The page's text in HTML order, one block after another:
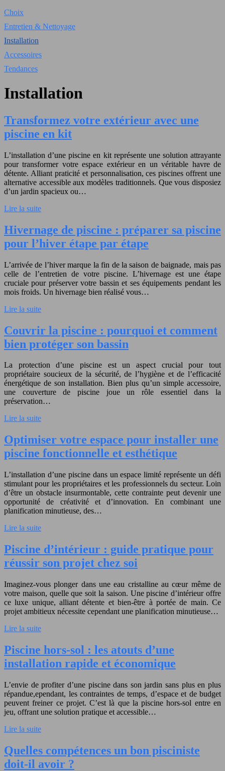
Choix
Entretien & Nettoyage
Installation
Accessoires
Tendances
Installation
Transformez votre extérieur avec une
piscine en kit
L’installation d’une piscine en kit représente une solution attrayante
pour transformer votre espace extérieur en un véritable havre de
détente. Alliant praticité et personnalisation, ces piscines offrent une
alternative accessible aux modèles traditionnels. Que vous disposiez
d’un jardin spacieux ou…
Lire la suite
Hivernage de piscine : préparer sa piscine
pour l’hiver étape par étape
L’arrivée de l’hiver marque la fin de la saison de baignade, mais pas
celle de l’entretien de votre piscine. L’hivernage est une étape
cruciale pour préserver votre bassin et ses équipements pendant les
mois froids. Un hivernage bien réalisé vous…
Lire la suite
Couvrir la piscine : pourquoi et comment
bien protéger son bassin
La protection d’une piscine est un aspect crucial pour tout
propriétaire soucieux de la sécurité, de l’hygiène et de l’efficacité
énergétique de son installation. Bien plus qu’un simple accessoire,
une couverture de piscine joue un rôle essentiel dans la
préservation…
Lire la suite
Optimiser votre espace pour installer une
piscine fonctionnelle et esthétique
L’installation d’une piscine dans un espace limité représente un défi
stimulant pour les propriétaires et les professionnels du secteur. Loin
d’être un obstacle insurmontable, cette contrainte peut devenir une
opportunité de créativité et d’innovation. En combinant une
planification minutieuse, des…
Lire la suite
Piscine d’intérieur : guide pratique pour
réussir son projet chez soi
Imaginez-vous plonger dans une eau cristalline au cœur même de
votre maison, quelle que soit la saison. Une piscine d’intérieur offre
ce luxe unique, alliant détente et bien-être à portée de main. Ce
projet ambitieux nécessite cependant une planification minutieuse…
Lire la suite
Piscine hors-sol : les atouts d’une
installation rapide et économique
L’envie de profiter d’une piscine dans son jardin sans plus en plus
répandue,ependant, les contraintes de temps, d’espace et de budget
peuvent freiner ce projet. C’est là que la piscine hors-sol entre en
jeu, offrant une solution pratique et accessible…
Lire la suite
Quelles compétences un bon pisciniste
doit-il avoir ?